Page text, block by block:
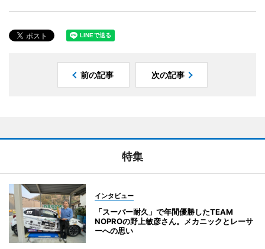
前の記事 次の記事
特集
インタビュー
「スーパー耐久」で年間優勝したTEAM
NOPROの野上敏彦さん。メカニックとレーサ
ーへの思い